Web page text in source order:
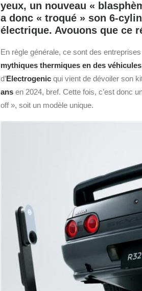
yeux, un nouveau «
a donc « troqué » son 6-
électrique. Avouons que ce
En règle générale, ce sont des
mythiques thermiques en des
d’Electrogenic qui vient de dévoiler son
ans en 2024, bref. Cette fois, c’est donc
off », soit un modèle unique.